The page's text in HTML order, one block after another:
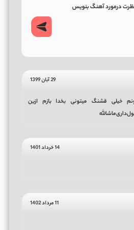
29 آبان 1399
خیلی قشنگ میتونی بخدا بازم ازین
14 خرداد 1401
11 مرداد 1402